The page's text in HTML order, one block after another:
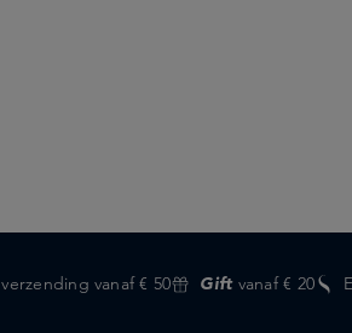
verzending vanaf € 50 Giftvanaf € 20